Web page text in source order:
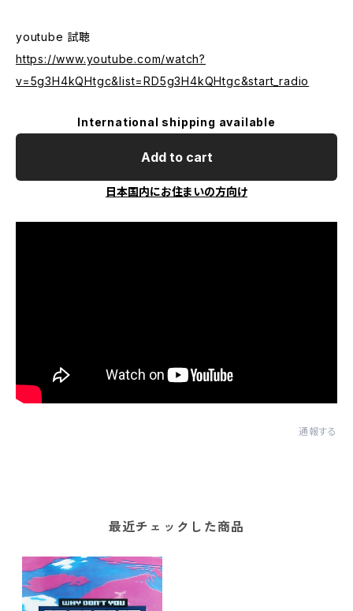
youtube 試聴
https://www.youtube.com/watch?
v=5g3H4kQHtgc&list=RD5g3H4kQHtgc&start_radio
International shipping available
Add to cart
日本国内にお住まいの方向け
通報する
最近チェックした商品